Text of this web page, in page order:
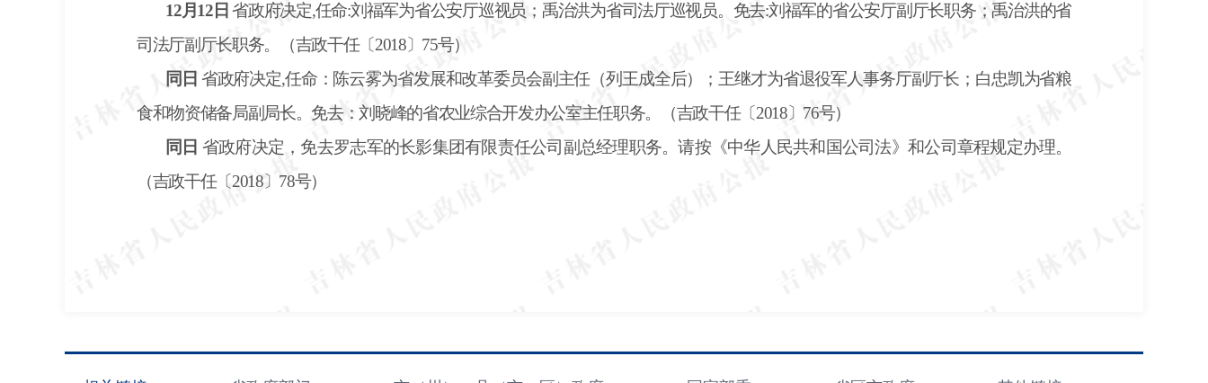
12月12日 省政府决定,任命:刘福军为省公安厅巡视员；禹治洪为省司法厅巡视员。免去:刘福军的省公安厅副厅长职务；禹治洪的省
司法厅副厅长职务。（吉政干任〔2018〕75号）
同日 省政府决定,任命：陈云雾为省发展和改革委员会副主任（列王成全后）；王继才为省退役军人事务厅副厅长；白忠凯为省粮
食和物资储备局副局长。免去：刘晓峰的省农业综合开发办公室主任职务。（吉政干任〔2018〕76号）
同日 省政府决定，免去罗志军的长影集团有限责任公司副总经理职务。请按《中华人民共和国公司法》和公司章程规定办理。
（吉政干任〔2018〕78号）